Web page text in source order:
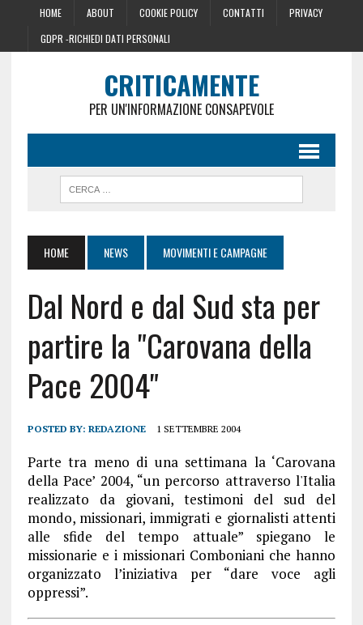
HOME ABOUT COOKIE POLICY CONTATTI
PRIVACY
GDPR -RICHIEDI DATI PERSONALI
CRITICAMENTE
PER UN'INFORMAZIONE CONSAPEVOLE
HOME NEWS MOVIMENTI E CAMPAGNE
Dal Nord e dal Sud sta per
partire la "Carovana della
Pace 2004"
POSTED BY: REDAZIONE 1 SETTEMBRE 2004
Parte tra meno di una settimana la ‘Carovana
della Pace’ 2004, “un percorso attraverso l'Italia
realizzato da giovani, testimoni del sud del
mondo, missionari, immigrati e giornalisti attenti
alle sfide del tempo attuale” spiegano le
missionarie e i missionari Comboniani che hanno
organizzato l’iniziativa per “dare voce agli
oppressi”.